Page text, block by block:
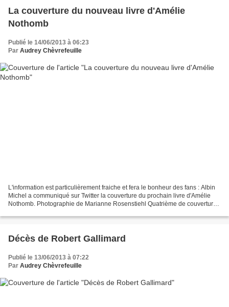
La couverture du nouveau livre d'Amélie
Nothomb
Publié le 14/06/2013 à 06:23
Par Audrey Chèvrefeuille
L'information est particulièrement fraiche et fera le bonheur des fans : Albin
Michel a communiqué sur Twitter la couverture du prochain livre d'Amélie
Nothomb. Photographie de Marianne Rosenstiehl Quatrième de couverture :
Décès de Robert Gallimard
Publié le 13/06/2013 à 07:22
Par Audrey Chèvrefeuille